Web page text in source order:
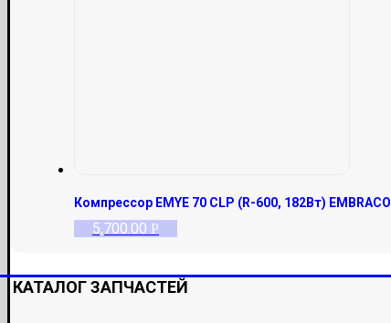
Компрессор EMYE 70 CLP (R-600, 182Вт) EMBRACO
5,700.00 Р
КАТАЛОГ ЗАПЧАСТЕЙ